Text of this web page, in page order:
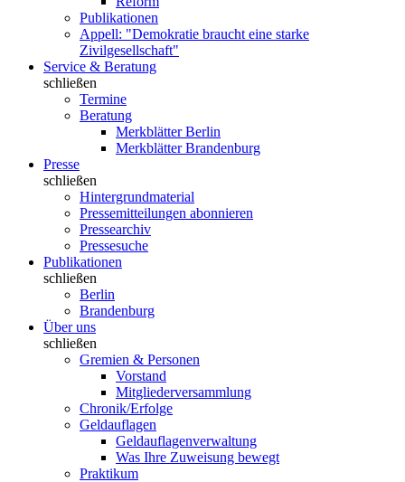
Publikationen
Appell: "Demokratie braucht eine starke
Zivilgesellschaft"
Service & Beratung
schließen
Termine
Beratung
Merkblätter Berlin
Merkblätter Brandenburg
Presse
schließen
Hintergrundmaterial
Pressemitteilungen abonnieren
Pressearchiv
Pressesuche
Publikationen
schließen
Berlin
Brandenburg
Über uns
schließen
Gremien & Personen
Vorstand
Mitgliederversammlung
Chronik/Erfolge
Geldauflagen
Geldauflagenverwaltung
Was Ihre Zuweisung bewegt
Praktikum